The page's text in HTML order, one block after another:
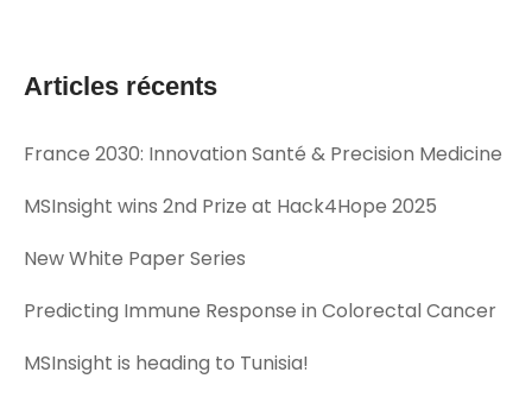
Articles récents
France 2030: Innovation Santé & Precision Medicine
MSInsight wins 2nd Prize at Hack4Hope 2025
New White Paper Series
Predicting Immune Response in Colorectal Cancer
MSInsight is heading to Tunisia!